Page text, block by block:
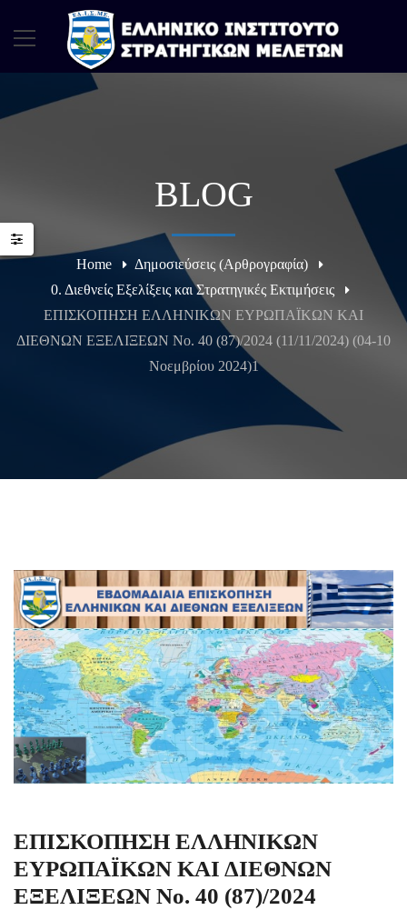
BLOG
Home
Δημοσιεύσεις (Αρθρογραφία)
0. Διεθνείς Εξελίξεις και Στρατηγικές Εκτιμήσεις
ΕΠΙΣΚΟΠΗΣΗ ΕΛΛΗΝΙΚΩΝ ΕΥΡΩΠΑΪΚΩΝ ΚΑΙ
ΔΙΕΘΝΩΝ ΕΞΕΛΙΞΕΩΝ Νο. 40 (87)/2024 (11/11/2024) (04-10
Νοεμβρίου 2024)1
ΕΠΙΣΚΟΠΗΣΗ ΕΛΛΗΝΙΚΩΝ
ΕΥΡΩΠΑΪΚΩΝ ΚΑΙ ΔΙΕΘΝΩΝ
ΕΞΕΛΙΞΕΩΝ Νο. 40 (87)/2024